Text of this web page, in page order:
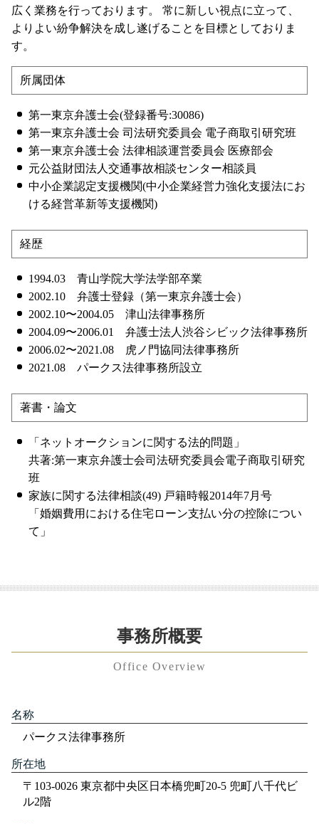
広く業務を行っております。 常に新しい視点に立って、
よりよい紛争解決を成し遂げることを目標としておりま
す。
所属団体
第一東京弁護士会(登録番号:30086)
第一東京弁護士会 司法研究委員会 電子商取引研究班
第一東京弁護士会 法律相談運営委員会 医療部会
元公益財団法人交通事故相談センター相談員
中小企業認定支援機関(中小企業経営力強化支援法にお
ける経営革新等支援機関)
経歴
1994.03 青山学院大学法学部卒業
2002.10 弁護士登録（第一東京弁護士会）
2002.10〜2004.05 津山法律事務所
2004.09〜2006.01 弁護士法人渋谷シビック法律事務所
2006.02〜2021.08 虎ノ門協同法律事務所
2021.08 パークス法律事務所設立
著書・論文
「ネットオークションに関する法的問題」
共著:第一東京弁護士会司法研究委員会電子商取引研究
班
家族に関する法律相談(49) 戸籍時報2014年7月号
「婚姻費用における住宅ローン支払い分の控除につい
て」
事務所概要
Office Overview
名称
パークス法律事務所
所在地
〒103-0026 東京都中央区日本橋兜町20-5 兜町八千代ビ
ル2階